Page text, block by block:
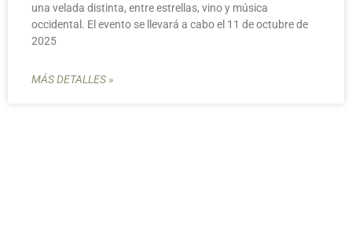
una velada distinta, entre estrellas, vino y música
occidental. El evento se llevará a cabo el 11 de octubre de
2025
MÁS DETALLES »